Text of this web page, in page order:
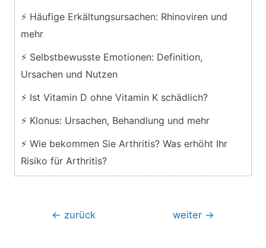
⚡ Häufige Erkältungsursachen: Rhinoviren und
mehr
⚡ Selbstbewusste Emotionen: Definition,
Ursachen und Nutzen
⚡ Ist Vitamin D ohne Vitamin K schädlich?
⚡ Klonus: Ursachen, Behandlung und mehr
⚡ Wie bekommen Sie Arthritis? Was erhöht Ihr
Risiko für Arthritis?
Beitragsnavigation
← zurück weiter →